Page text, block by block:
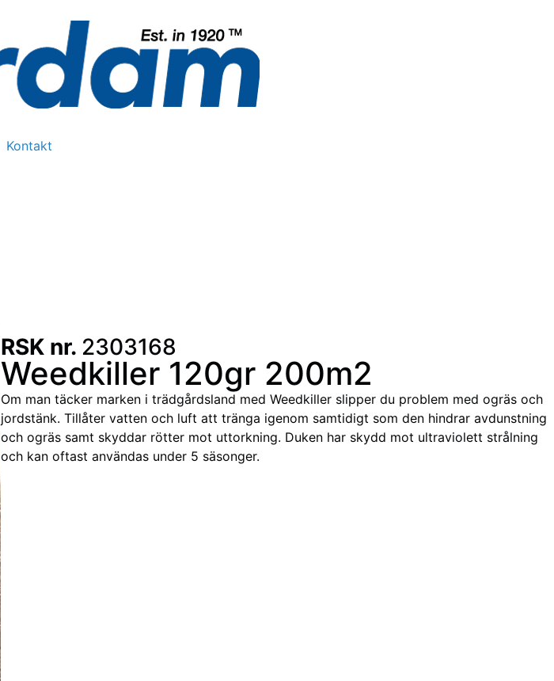
Kontakt
RSK nr. 2303168
Weedkiller 120gr 200m2
Om man täcker marken i trädgårdsland med Weedkiller slipper du problem med ogräs och
jordstänk. Tillåter vatten och luft att tränga igenom samtidigt som den hindrar avdunstning
och ogräs samt skyddar rötter mot uttorkning. Duken har skydd mot ultraviolett strålning
och kan oftast användas under 5 säsonger.